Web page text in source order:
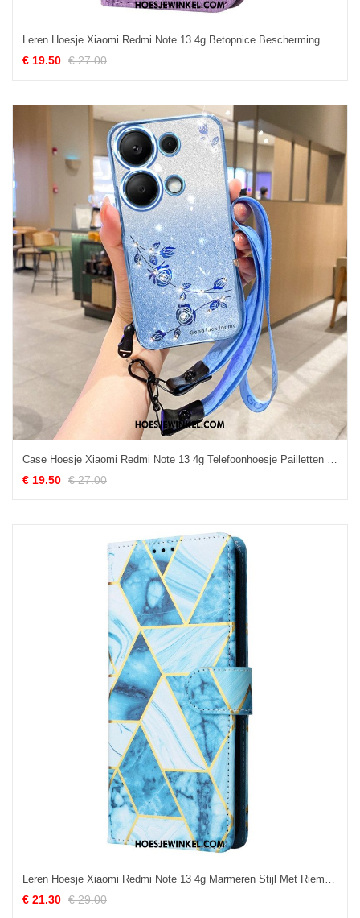
Leren Hoesje Xiaomi Redmi Note 13 4g Betopnice Bescherming Hoesje
€ 19.50 € 27.00
Case Hoesje Xiaomi Redmi Note 13 4g Telefoonhoesje Pailletten En Strasssteentjes Met Riempje
€ 19.50 € 27.00
Leren Hoesje Xiaomi Redmi Note 13 4g Marmeren Stijl Met Riem Bescherming Hoesje
€ 21.30 € 29.00